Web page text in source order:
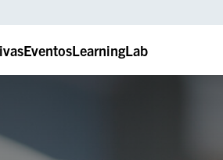
EventosLearningLab